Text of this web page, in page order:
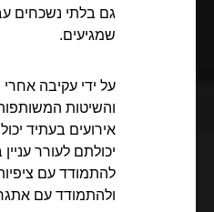
גם בלתי נשכחים
שמגיעים.
על ידי עקיבה אחרי
והשיטות
אירועים בעתיד
יכולתם לעורר
להתמודד עם
ולהתמודד עם